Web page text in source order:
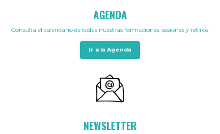
AGENDA
Consulta el calendario de todas nuestras formaciones, sesiones y retiros.
Ir a la Agenda
NEWSLETTER